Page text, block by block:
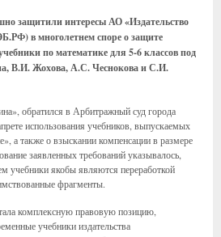
защитили интересы АО «Издательство
в многолетнем споре о защите
по математике для 5-6 классов под
В.И. Жохова, А.С. Чеснокова и С.И.
обратился в Арбитражный суд города
использования учебников, выпускаемых
а также о взыскании компенсации в размере
заявленных требований указывалось,
учебники якобы являются переработкой
фрагменты.
комплексную правовую позицию,
учебники издательства